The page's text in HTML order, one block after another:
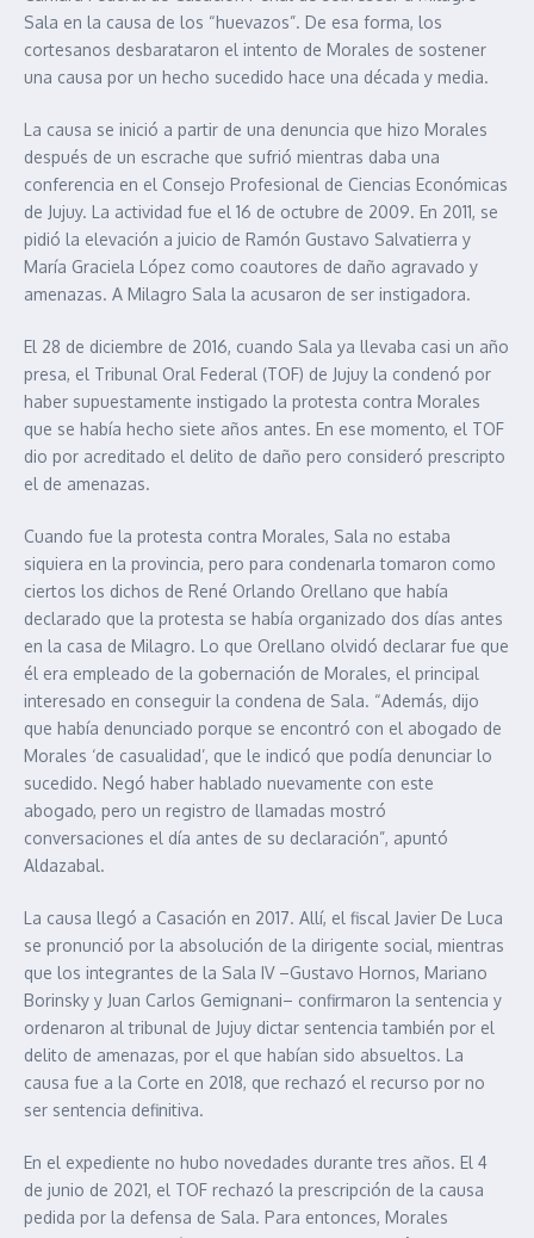
Sala en la causa de los “huevazos”. De esa forma, los
cortesanos desbarataron el intento de Morales de sostener
una causa por un hecho sucedido hace una década y media.
La causa se inició a partir de una denuncia que hizo Morales
después de un escrache que sufrió mientras daba una
conferencia en el Consejo Profesional de Ciencias Económicas
de Jujuy. La actividad fue el 16 de octubre de 2009. En 2011, se
pidió la elevación a juicio de Ramón Gustavo Salvatierra y
María Graciela López como coautores de daño agravado y
amenazas. A Milagro Sala la acusaron de ser instigadora.
El 28 de diciembre de 2016, cuando Sala ya llevaba casi un año
presa, el Tribunal Oral Federal (TOF) de Jujuy la condenó por
haber supuestamente instigado la protesta contra Morales
que se había hecho siete años antes. En ese momento, el TOF
dio por acreditado el delito de daño pero consideró prescripto
el de amenazas.
Cuando fue la protesta contra Morales, Sala no estaba
siquiera en la provincia, pero para condenarla tomaron como
ciertos los dichos de René Orlando Orellano que había
declarado que la protesta se había organizado dos días antes
en la casa de Milagro. Lo que Orellano olvidó declarar fue que
él era empleado de la gobernación de Morales, el principal
interesado en conseguir la condena de Sala. “Además, dijo
que había denunciado porque se encontró con el abogado de
Morales ‘de casualidad’, que le indicó que podía denunciar lo
sucedido. Negó haber hablado nuevamente con este
abogado, pero un registro de llamadas mostró
conversaciones el día antes de su declaración”, apuntó
Aldazabal.
La causa llegó a Casación en 2017. Allí, el fiscal Javier De Luca
se pronunció por la absolución de la dirigente social, mientras
que los integrantes de la Sala IV –Gustavo Hornos, Mariano
Borinsky y Juan Carlos Gemignani– confirmaron la sentencia y
ordenaron al tribunal de Jujuy dictar sentencia también por el
delito de amenazas, por el que habían sido absueltos. La
causa fue a la Corte en 2018, que rechazó el recurso por no
ser sentencia definitiva.
En el expediente no hubo novedades durante tres años. El 4
de junio de 2021, el TOF rechazó la prescripción de la causa
pedida por la defensa de Sala. Para entonces, Morales